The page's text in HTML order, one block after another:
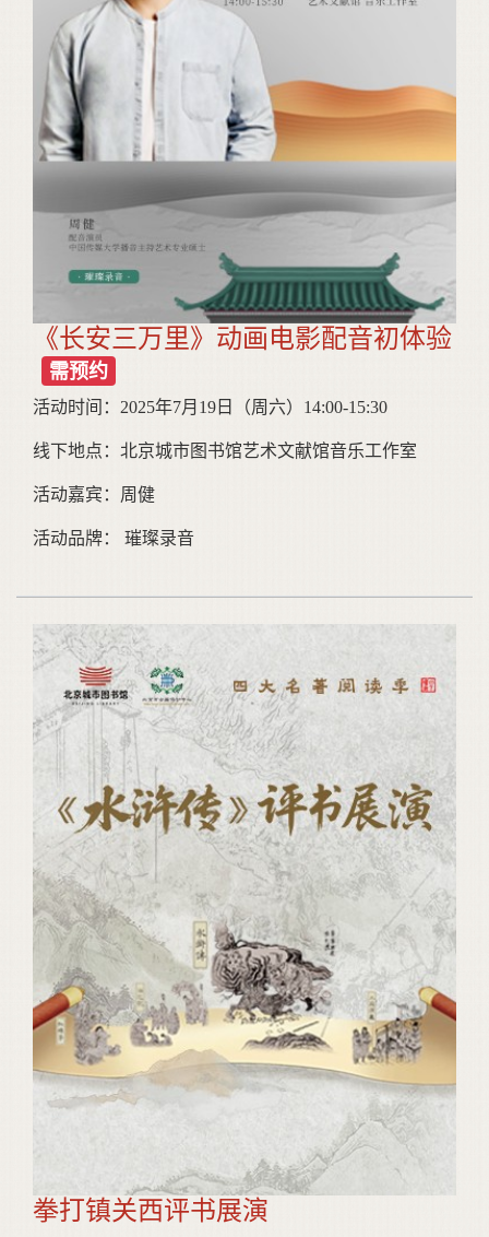
《长安三万里》动画电影配音初体验
需预约
活动时间：2025年7月19日（周六）14:00-15:30
线下地点：北京城市图书馆艺术文献馆音乐工作室
活动嘉宾：周健
活动品牌： 璀璨录音
拳打镇关西评书展演